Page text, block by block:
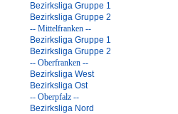
Bezirksliga Gruppe 1
Bezirksliga Gruppe 2
-- Mittelfranken --
Bezirksliga Gruppe 1
Bezirksliga Gruppe 2
-- Oberfranken --
Bezirksliga West
Bezirksliga Ost
-- Oberpfalz --
Bezirksliga Nord